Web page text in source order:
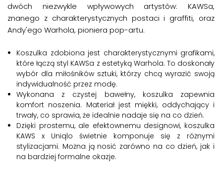
dwóch niezwykle wpływowych artystów: KAWSa,
znanego z charakterystycznych postaci i graffiti, oraz
Andy'ego Warhola, pioniera pop-artu.
Koszulka zdobiona jest charakterystycznymi grafikami,
które łączą styl KAWSa z estetyką Warhola. To doskonały
wybór dla miłośników sztuki, którzy chcą wyrazić swoją
indywidualność przez modę.
Wykonana z czystej bawełny, koszulka zapewnia
komfort noszenia. Materiał jest miękki, oddychający i
trwały, co sprawia, że idealnie nadaje się na co dzień.
Dzięki prostemu, ale efektownemu designowi, koszulka
KAWS x Uniqlo świetnie komponuje się z różnymi
stylizacjami. Można ją nosić zarówno na co dzień, jak i
na bardziej formalne okazje.